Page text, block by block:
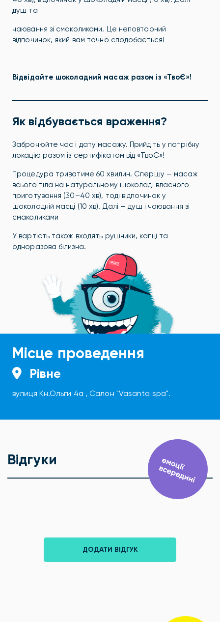
душ та
чаювання зі смаколиками. Це неповторний
відпочинок, який вам точно сподобається!
Відвідайте шоколадний масаж разом із «ТвоЄ»!
Як відбувається враження?
Забронюйте час і дату масажу. Прийдіть у потрібну
локацію разом із сертифікатом від «ТвоЄ»!
Процедура триватиме 60 хвилин. Спершу — масаж
всього тіла на натуральному шоколаді власного
приготування (30–40 хв), тоді відпочинок у
шоколадній масці (10 хв). Далі — душ і чаювання зі
смаколиками
У вартість також входять рушники, капці та
одноразова білизна.
Місце проведення
Рівне
вулиця Кн.Ольги 4а , Салон "Vasanta spa".
Відгуки
ДОДАТИ ВІДГУК